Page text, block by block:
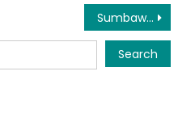
Sumbawa Barat Disaster Management Agency: A Model for Effective Disaster Response
Search